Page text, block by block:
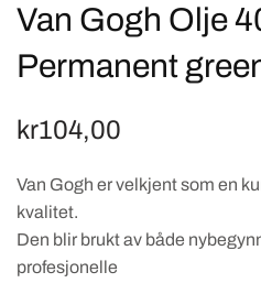
Van Gogh Olje
Permanent
kr104,00
Van Gogh er velkjent som en
kvalitet.
Den blir brukt av både
profesjonelle